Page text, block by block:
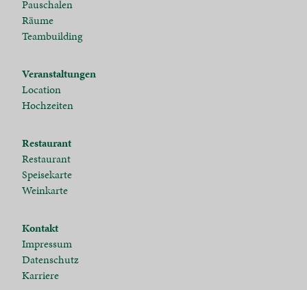
Pauschalen
Räume
Teambuilding
Veranstaltungen
Location
Hochzeiten
Restaurant
Restaurant
Speisekarte
Weinkarte
Kontakt
Impressum
Datenschutz
Karriere